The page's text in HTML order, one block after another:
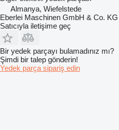
Almanya, Wiefelstede
Eberlei Maschinen GmbH & Co. KG
Satıcıyla iletişime geç
Bir yedek parçayı bulamadınız mı?
Şimdi bir talep gönderin!
Yedek parça sipariş edin